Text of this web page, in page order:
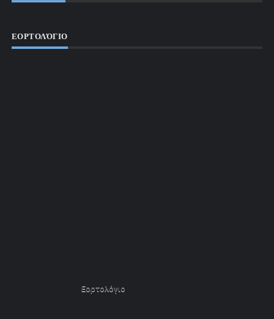
ΕΟΡΤΟΛΌΓΙΟ
Εορτολόγιο